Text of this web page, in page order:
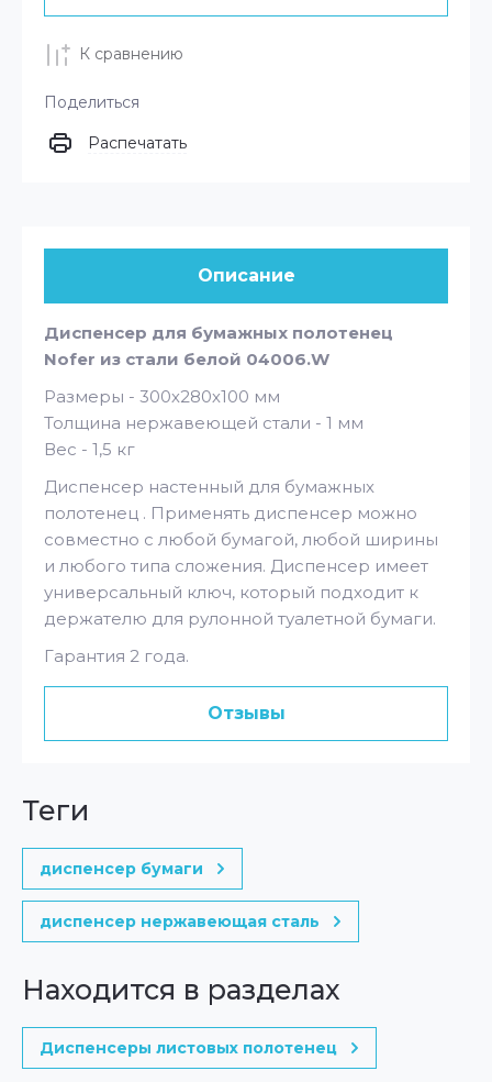
К сравнению
Поделиться
Распечатать
Описание
Диспенсер для бумажных полотенец
Nofer из стали белой 04006.W
Размеры - 300х280х100 мм
Толщина нержавеющей стали - 1 мм
Вес - 1,5 кг
Диспенсер настенный для бумажных
полотенец . Применять диспенсер можно
совместно с любой бумагой, любой ширины
и любого типа сложения. Диспенсер имеет
универсальный ключ, который подходит к
держателю для рулонной туалетной бумаги.
Гарантия 2 года.
Отзывы
теги
диспенсер бумаги
диспенсер нержавеющая сталь
Находится в разделах
Диспенсеры листовых полотенец